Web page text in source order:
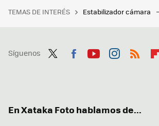
TEMAS DE INTERÉS Estabilizador cámara
Síguenos
En Xataka Foto hablamos de...